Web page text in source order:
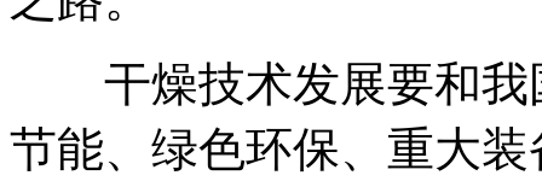
干燥技术发展要和我
节能、绿色环保、重大